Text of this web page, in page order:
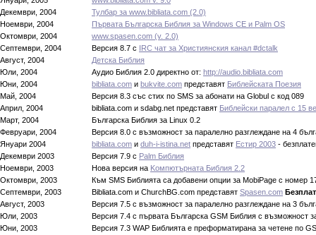
Декември, 2004
Тулбар за www.bibliata.com (2.0)
Ноември, 2004
Първата Българска Библия за Windows CE и Palm OS
Октомври, 2004
www.spasen.com (v. 2.0)
Септември, 2004
Версия 8.7 с IRC чат за Християнския канал #dctalk
Август, 2004
Детска Библия
Юли, 2004
Аудио Библия 2.0 директно от: http://audio.bibliata.com
Юни, 2004
bibliata.com и bukvite.com представят Библейската Поезия
Май, 2004
Версия 8.3 със стих по SMS за абонати на Globul с код 089
Април, 2004
bibliata.com и sdabg.net представят Библейски паралел с 15
Март, 2004
Българска Библия за Linux 0.2
Февруари, 2004
Версия 8.0 с възможност за паралелно разглеждане на 4
Януари 2004
bibliata.com и duh-i-istina.net представят Естир 2003 -
Декември 2003
Версия 7.9 с Palm Библия
Ноември, 2003
Нова версия на Kомпютърната Библия 2.2
Октомври, 2003
Към SMS Библията са добавени опции за MobiPage с номер
Септември, 2003
Bibliata.com и ChurchBG.com представят Spasen.com
Август, 2003
Версия 7.5 с възможност за паралелно разглеждане на 3
Юли, 2003
Версия 7.4 с първата Българска GSM Библия с възможност
Юни, 2003
Версия 7.3 WAP Библията е преформатирана за четене по